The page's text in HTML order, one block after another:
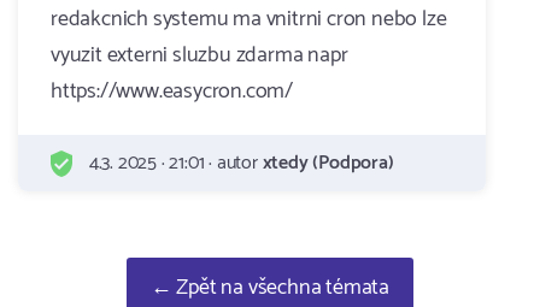
redakcnich systemu ma vnitrni cron nebo lze
vyuzit externi sluzbu zdarma napr
https://www.easycron.com/
4.3. 2025 · 21:01 · autorxtedy (Podpora)
← Zpět na všechna témata